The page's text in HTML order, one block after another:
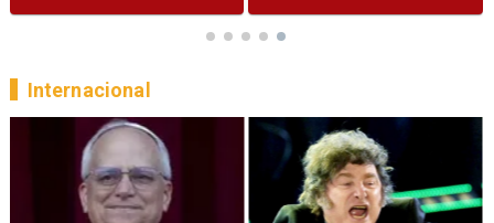
Internacional